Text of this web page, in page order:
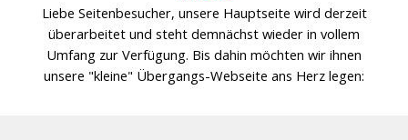
Liebe Seitenbesucher, unsere Hauptseite wird derzeit
überarbeitet und steht demnächst wieder in vollem
Umfang zur Verfügung. Bis dahin möchten wir ihnen
unsere "kleine" Übergangs-Webseite ans Herz legen: